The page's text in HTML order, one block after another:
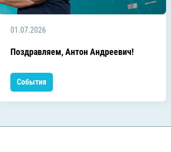
01.07.2026
Поздравляем, Антон Андреевич!
События